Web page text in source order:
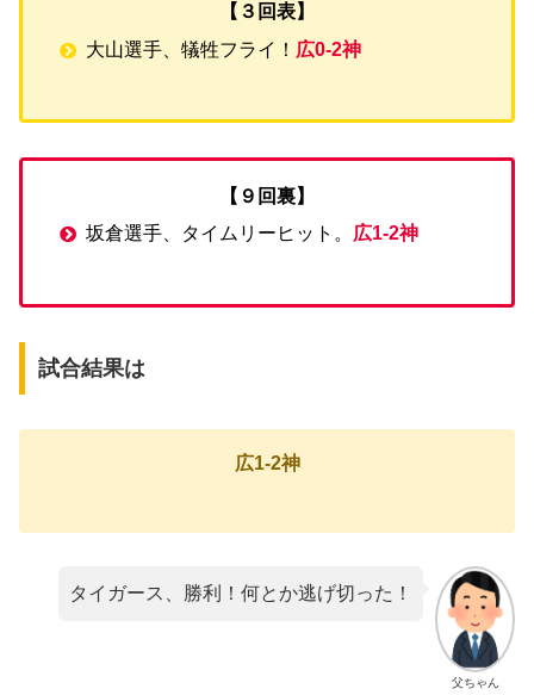
【３回表】
大山選手、犠牲フライ！ 広0-2神
【９回裏】
坂倉選手、タイムリーヒット。 広1-2神
試合結果は
広1-2神
父ちゃん
タイガース、勝利！何とか逃げ切った！